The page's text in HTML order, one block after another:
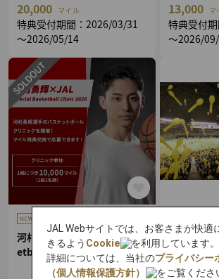
20,000 マイル
特典受付期間：2026/03/31
～2026/05/14
13,000 マ
特典受付
～2026/
河村勇輝×JAL Special Bask
etball Clinic 2026
福岡ソフ
戦チケッ
分）
JAL Webサイトでは、お客さまが快適
きるよう Cookie
を利用しています。
詳細については、当社のプライバシー
（個人情報保護方針）
をご覧くださ